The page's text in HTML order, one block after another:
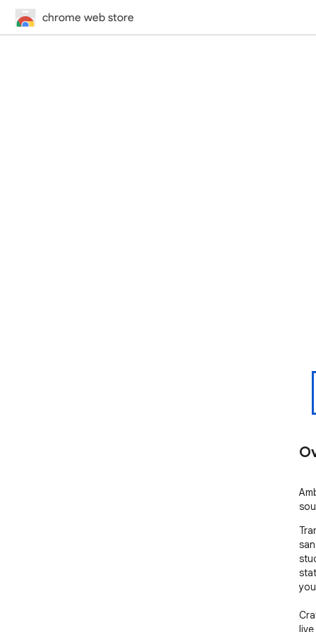
chrome web store